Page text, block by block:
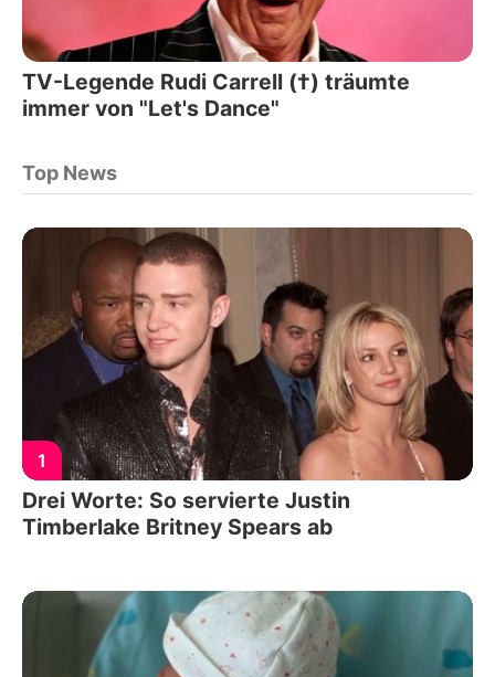
TV-Legende Rudi Carrell (†) träumte
immer von "Let's Dance"
Top News
1
Drei Worte: So servierte Justin
Timberlake Britney Spears ab